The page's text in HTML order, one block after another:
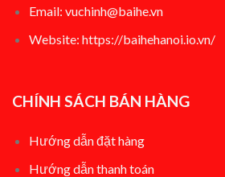
Email: vuchinh@baihe.vn
Website: https://baihehanoi.io.vn/
CHÍNH SÁCH BÁN HÀNG
Hướng dẫn đặt hàng
Hướng dẫn thanh toán